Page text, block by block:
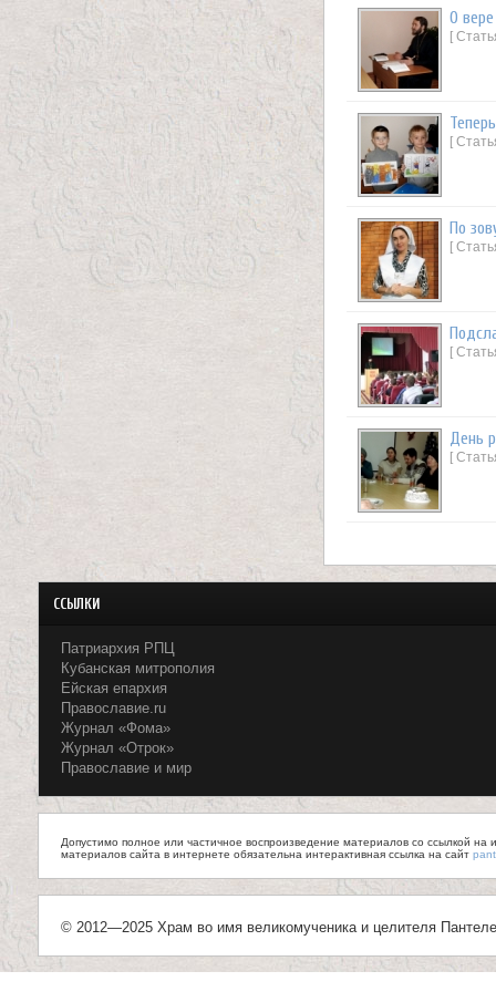
О вере
[
[
По
[
[
День
[
ССЫЛКИ
Патриархия РПЦ
Кубанская митрополия
Ейская епархия
Православие.ru
Журнал «Фома»
Журнал «Отрок»
Православие и мир
Допустимо полное или частичное воспроизведение материалов со ссылкой
материалов сайта в интернете обязательна интерактивная ссылка на сайт
© 2012—2025 Храм во имя великомученика и целителя